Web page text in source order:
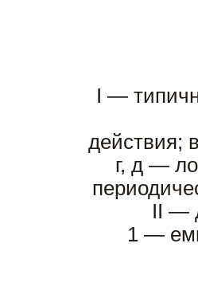
I —
действия;
г, д —
II —
1 —